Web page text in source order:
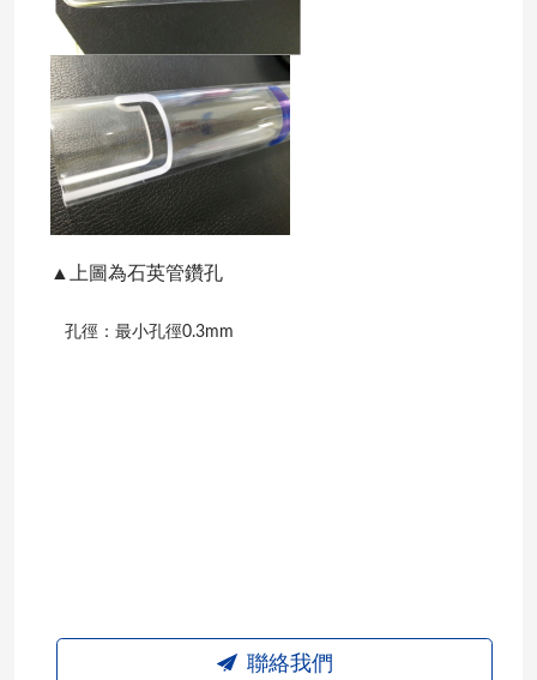
▲上圖為石英管鑽孔
孔徑：最小孔徑0.3mm
聯絡我們